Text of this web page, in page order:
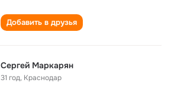
Добавить в друзья
Сергей Маркарян
31 год, Краснодар